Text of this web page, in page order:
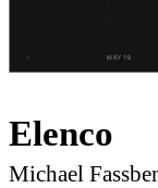
Elenco
Michael